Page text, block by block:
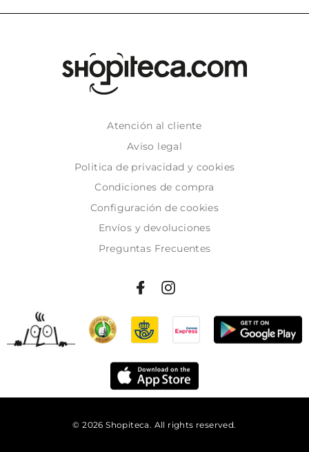
Atención al cliente
Aviso legal
Politica de privacidad y cookies
Condiciones de compra
Configuración de cookies
Envíos y devoluciones
Preguntas Frecuentes
© 2026 Shopiteca. All rights reserved.